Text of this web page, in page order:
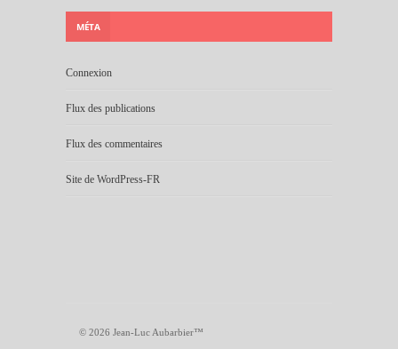
MÉTA
Connexion
Flux des publications
Flux des commentaires
Site de WordPress-FR
© 2026 Jean-Luc Aubarbier™